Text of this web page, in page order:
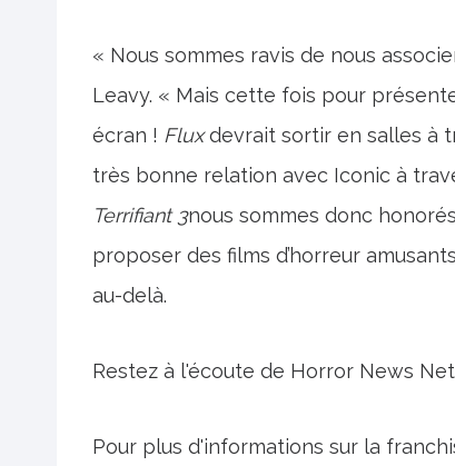
« Nous sommes ravis de nous
Leavy. « Mais cette fois pour
écran ! Fluxdevrait sortir en salles à
très bonne relation avec Iconic à
Terrifiant 3nous sommes donc
proposer des films d’horreur
au-delà.
Restez à l'écoute de Horror News
Pour plus d'informations sur la